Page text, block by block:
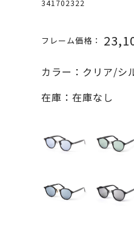
341702322
フレーム価格：
カラー：クリア/シ
在庫：在庫なし